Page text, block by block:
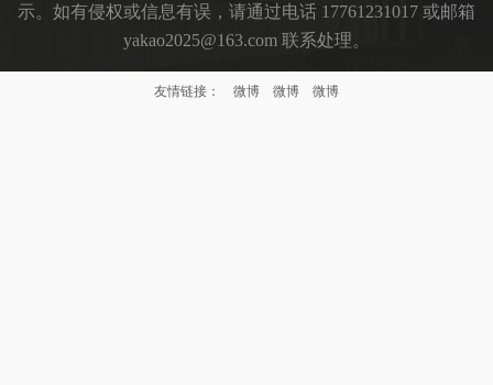
示。如有侵权或信息有误，请通过电话 17761231017 或邮箱
yakao2025@163.com 联系处理。
友情链接： 微博 微博 微博